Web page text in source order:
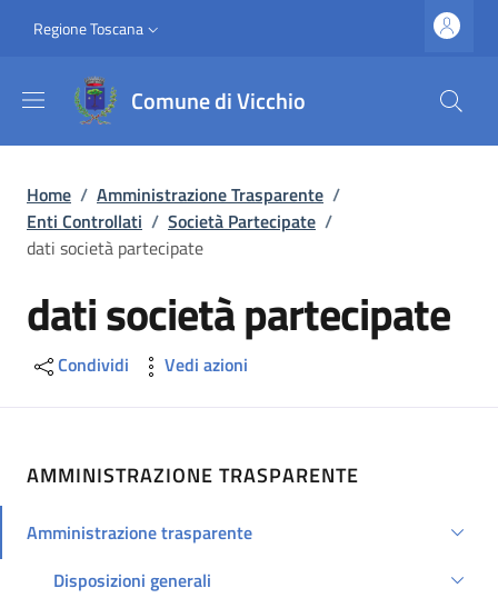
Slim top
Regione Toscana
Comune di Vicchio
Briciole di pane
Home / Amministrazione Trasparente /
Enti Controllati / Società Partecipate /
dati società partecipate
dati società partecipate
Condividi Vedi azioni
AMMINISTRAZIONE TRASPARENTE
Amministrazione trasparente
Attivo
Disposizioni generali